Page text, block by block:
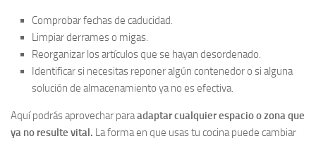
Comprobar fechas de caducidad.
Limpiar derrames o migas.
Reorganizar los artículos que se hayan desordenado.
Identificar si necesitas reponer algún contenedor o si alguna
solución de almacenamiento ya no es efectiva.
Aquí podrás aprovechar paraadaptar cualquier espacio o zona que
ya no resulte vital. La forma en que usas tu cocina puede cambiar